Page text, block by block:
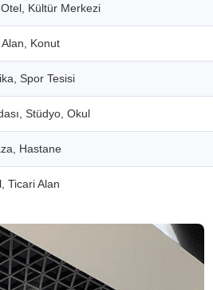
Kültür Merkezi
Konut
Spor Tesisi
Stüdyo, Okul
Hastane
Ticari Alan